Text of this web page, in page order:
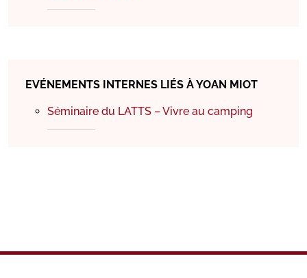
EVÉNEMENTS INTERNES LIÉS À YOAN MIOT
Séminaire du LATTS – Vivre au camping